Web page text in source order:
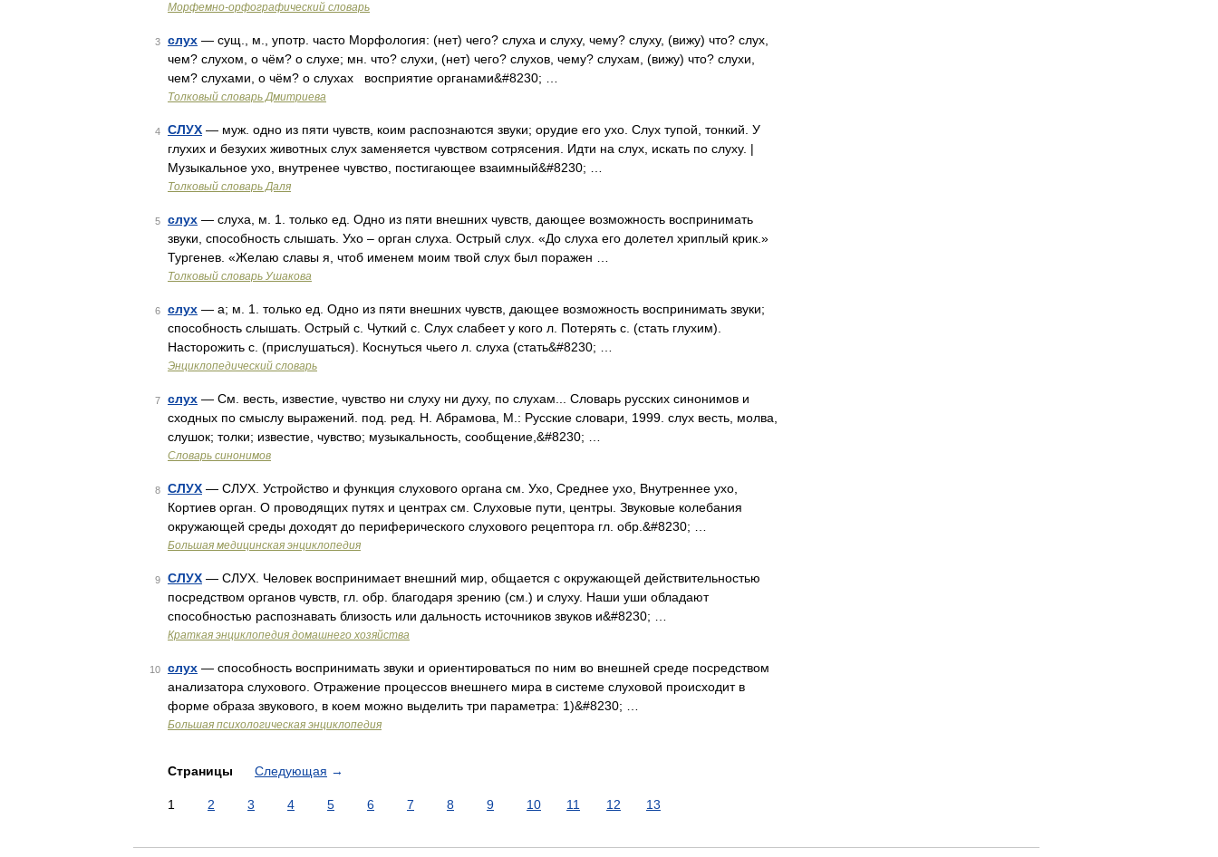
Морфемно-орфографический словарь
3 слух — сущ., м., употр. часто Морфология: (нет) чего? слуха и слуху, чему? слуху, (вижу) что? слух,
чем? слухом, о чём? о слухе; мн. что? слухи, (нет) чего? слухов, чему? слухам, (вижу) что? слухи,
чем? слухами, о чём? о слухах восприятие органами&#8230; …
Толковый словарь Дмитриева
4 СЛУХ — муж. одно из пяти чувств, коим распознаются звуки; орудие его ухо. Слух тупой, тонкий. У
глухих и безухих животных слух заменяется чувством сотрясения. Идти на слух, искать по слуху. |
Музыкальное ухо, внутренее чувство, постигающее взаимный&#8230; …
Толковый словарь Даля
5 слух — слуха, м. 1. только ед. Одно из пяти внешних чувств, дающее возможность воспринимать
звуки, способность слышать. Ухо – орган слуха. Острый слух. «До слуха его долетел хриплый крик.»
Тургенев. «Желаю славы я, чтоб именем моим твой слух был поражен …
Толковый словарь Ушакова
6 слух — а; м. 1. только ед. Одно из пяти внешних чувств, дающее возможность воспринимать звуки;
способность слышать. Острый с. Чуткий с. Слух слабеет у кого л. Потерять с. (стать глухим).
Насторожить с. (прислушаться). Коснуться чьего л. слуха (стать&#8230; …
Энциклопедический словарь
7 слух — См. весть, известие, чувство ни слуху ни духу, по слухам... Словарь русских синонимов и
сходных по смыслу выражений. под. ред. Н. Абрамова, М.: Русские словари, 1999. слух весть, молва,
слушок; толки; известие, чувство; музыкальность, сообщение,&#8230; …
Словарь синонимов
8 СЛУХ — СЛУХ. Устройство и функция слухового органа см. Ухо, Среднее ухо, Внутреннее ухо,
Кортиев орган. О проводящих путях и центрах см. Слуховые пути, центры. Звуковые колебания
окружающей среды доходят до периферического слухового рецептора гл. обр.&#8230; …
Большая медицинская энциклопедия
9 СЛУХ — СЛУХ. Человек воспринимает внешний мир, общается с окружающей действительностью
посредством органов чувств, гл. обр. благодаря зрению (см.) и слуху. Наши уши обладают
способностью распознавать близость или дальность источников звуков и&#8230; …
Краткая энциклопедия домашнего хозяйства
10 слух — способность воспринимать звуки и ориентироваться по ним во внешней среде посредством
анализатора слухового. Отражение процессов внешнего мира в системе слуховой происходит в
форме образа звукового, в коем можно выделить три параметра: 1)&#8230; …
Большая психологическая энциклопедия
Страницы Следующая →
1 2 3 4 5 6 7 8 9 10 11 12 13